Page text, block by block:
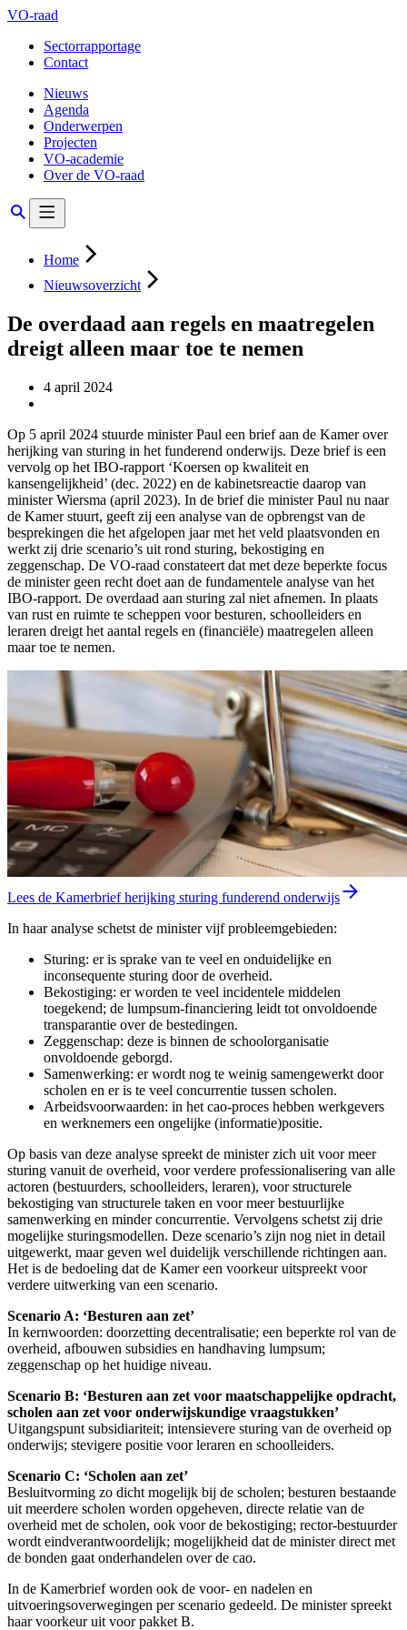
VO-raad
Sectorrapportage
Contact
Nieuws
Agenda
Onderwerpen
Projecten
VO-academie
Over de VO-raad
Home
Nieuwsoverzicht
De overdaad aan regels en maatregelen
dreigt alleen maar toe te nemen
4 april 2024
Op 5 april 2024 stuurde minister Paul een brief aan de Kamer over
herijking van sturing in het funderend onderwijs. Deze brief is een
vervolg op het IBO-rapport ‘Koersen op kwaliteit en
kansengelijkheid’ (dec. 2022) en de kabinetsreactie daarop van
minister Wiersma (april 2023). In de brief die minister Paul nu naar
de Kamer stuurt, geeft zij een analyse van de opbrengst van de
besprekingen die het afgelopen jaar met het veld plaatsvonden en
werkt zij drie scenario’s uit rond sturing, bekostiging en
zeggenschap. De VO-raad constateert dat met deze beperkte focus
de minister geen recht doet aan de fundamentele analyse van het
IBO-rapport. De overdaad aan sturing zal niet afnemen. In plaats
van rust en ruimte te scheppen voor besturen, schoolleiders en
leraren dreigt het aantal regels en (financiële) maatregelen alleen
maar toe te nemen.
Lees de Kamerbrief herijking sturing funderend onderwijs
In haar analyse schetst de minister vijf probleemgebieden:
Sturing: er is sprake van te veel en onduidelijke en
inconsequente sturing door de overheid.
Bekostiging: er worden te veel incidentele middelen
toegekend; de lumpsum-financiering leidt tot onvoldoende
transparantie over de bestedingen.
Zeggenschap: deze is binnen de schoolorganisatie
onvoldoende geborgd.
Samenwerking: er wordt nog te weinig samengewerkt door
scholen en er is te veel concurrentie tussen scholen.
Arbeidsvoorwaarden: in het cao-proces hebben werkgevers
en werknemers een ongelijke (informatie)positie.
Op basis van deze analyse spreekt de minister zich uit voor meer
sturing vanuit de overheid, voor verdere professionalisering van alle
actoren (bestuurders, schoolleiders, leraren), voor structurele
bekostiging van structurele taken en voor meer bestuurlijke
samenwerking en minder concurrentie. Vervolgens schetst zij drie
mogelijke sturingsmodellen. Deze scenario’s zijn nog niet in detail
uitgewerkt, maar geven wel duidelijk verschillende richtingen aan.
Het is de bedoeling dat de Kamer een voorkeur uitspreekt voor
verdere uitwerking van een scenario.
Scenario A: ‘Besturen aan zet’
In kernwoorden: doorzetting decentralisatie; een beperkte rol van de
overheid, afbouwen subsidies en handhaving lumpsum;
zeggenschap op het huidige niveau.
Scenario B: ‘Besturen aan zet voor maatschappelijke opdracht,
scholen aan zet voor onderwijskundige vraagstukken’
Uitgangspunt subsidiariteit; intensievere sturing van de overheid op
onderwijs; stevigere positie voor leraren en schoolleiders.
Scenario C: ‘Scholen aan zet’
Besluitvorming zo dicht mogelijk bij de scholen; besturen bestaande
uit meerdere scholen worden opgeheven, directe relatie van de
overheid met de scholen, ook voor de bekostiging; rector-bestuurder
wordt eindverantwoordelijk; mogelijkheid dat de minister direct met
de bonden gaat onderhandelen over de cao.
In de Kamerbrief worden ook de voor- en nadelen en
uitvoeringsoverwegingen per scenario gedeeld. De minister spreekt
haar voorkeur uit voor pakket B.